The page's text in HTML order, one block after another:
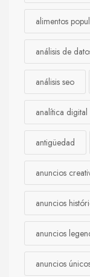
alimentos
análisis de
análisis seo
analítica digital
antigüedad
anuncios
anuncios
anuncios
anuncios